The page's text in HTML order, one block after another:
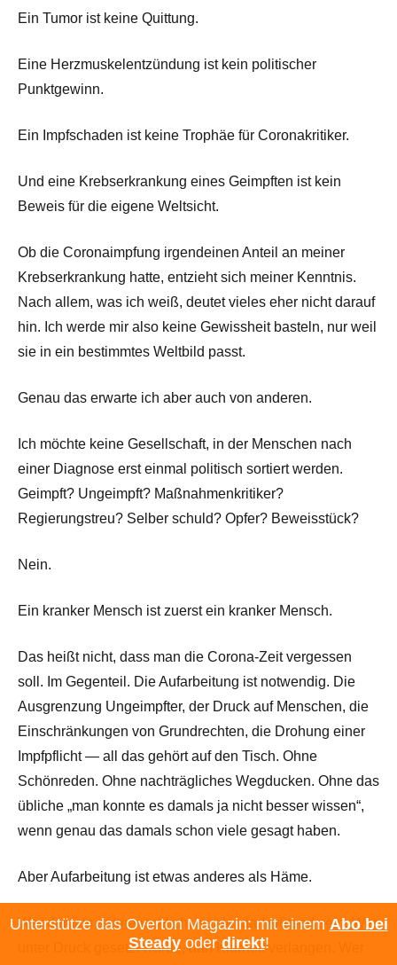
Ein Tumor ist keine Quittung.
Eine Herzmuskelentzündung ist kein politischer
Punktgewinn.
Ein Impfschaden ist keine Trophäe für Coronakritiker.
Und eine Krebserkrankung eines Geimpften ist kein
Beweis für die eigene Weltsicht.
Ob die Coronaimpfung irgendeinen Anteil an meiner
Krebserkrankung hatte, entzieht sich meiner Kenntnis.
Nach allem, was ich weiß, deutet vieles eher nicht darauf
hin. Ich werde mir also keine Gewissheit basteln, nur weil
sie in ein bestimmtes Weltbild passt.
Genau das erwarte ich aber auch von anderen.
Ich möchte keine Gesellschaft, in der Menschen nach
einer Diagnose erst einmal politisch sortiert werden.
Geimpft? Ungeimpft? Maßnahmenkritiker?
Regierungstreu? Selber schuld? Opfer? Beweisstück?
Nein.
Ein kranker Mensch ist zuerst ein kranker Mensch.
Das heißt nicht, dass man die Corona-Zeit vergessen
soll. Im Gegenteil. Die Aufarbeitung ist notwendig. Die
Ausgrenzung Ungeimpfter, der Druck auf Menschen, die
Einschränkungen von Grundrechten, die Drohung einer
Impfpflicht — all das gehört auf den Tisch. Ohne
Schönreden. Ohne nachträgliches Wegducken. Ohne das
übliche „man konnte es damals ja nicht besser wissen“,
wenn genau das damals schon viele gesagt haben.
Aber Aufarbeitung ist etwas anderes als Häme.
Wer damals entmenschlicht wurde, darf wütend sein. Wer
unter Druck gesetzt wurde, darf Klarheit verlangen. Wer
Unterstütze das Overton Magazin: mit einem Abo bei
Steadyoder direkt!